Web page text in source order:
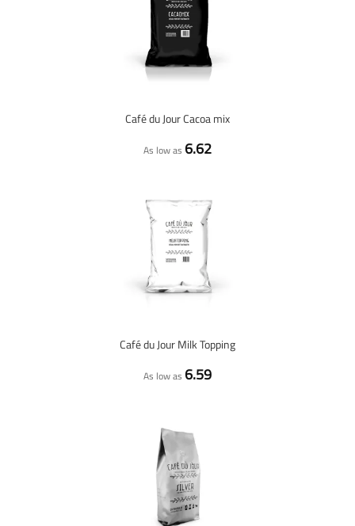
Café du Jour Cacoa mix
As low as 6.62
Café du Jour Milk Topping
As low as 6.59